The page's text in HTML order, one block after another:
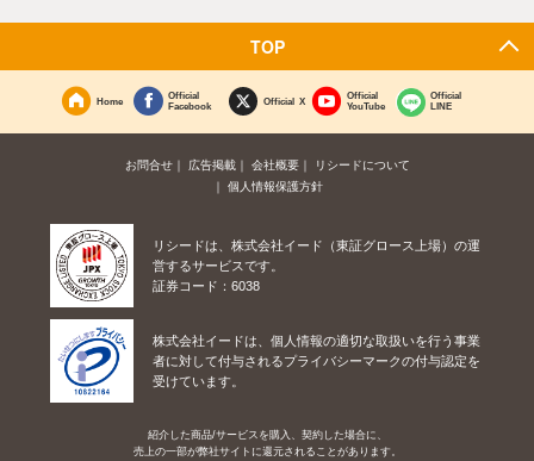
TOP
Home
Official
Facebook
Official X
Official
YouTube
Official
LINE
お問合せ 広告掲載 会社概要
リシードについて
個人情報保護方針
リシードは、株式会社イード（東証グロース上場）の運
営するサービスです。
証券コード：6038
株式会社イードは、個人情報の適切な取扱いを行う事業
者に対して付与されるプライバシーマークの付与認定を
受けています。
紹介した商品/サービスを購入、契約した場合に、
売上の一部が弊社サイトに還元されることがあります。